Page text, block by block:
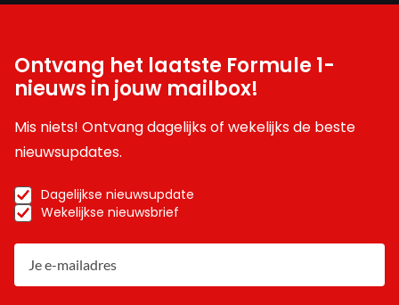
Ontvang het laatste Formule 1-
nieuws in jouw mailbox!
Mis niets! Ontvang dagelijks of wekelijks de beste
nieuwsupdates.
Dagelijkse nieuwsupdate
Wekelijkse nieuwsbrief